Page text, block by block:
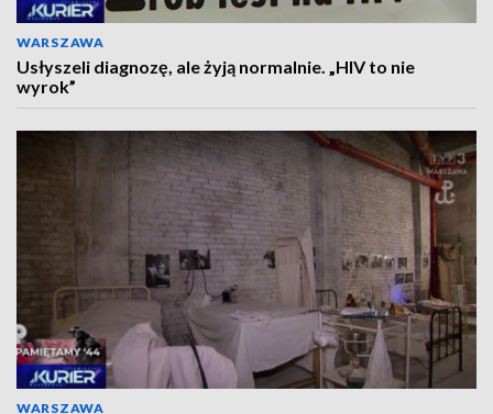
WARSZAWA
Usłyszeli diagnozę, ale żyją normalnie. „HIV to nie
wyrok”
WARSZAWA